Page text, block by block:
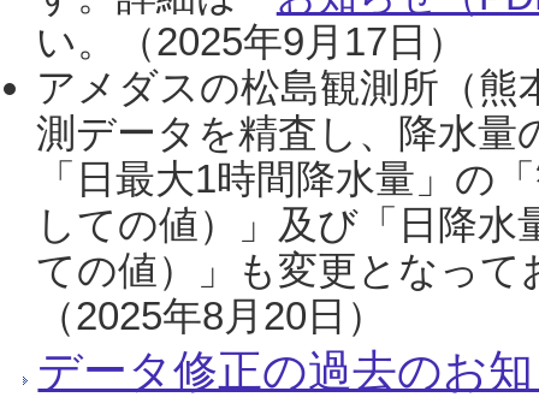
い。（2025年9月17日）
アメダスの松島観測所（熊
測データを精査し、降水
「日最大1時間降水量」の
しての値）」及び「日降
ての値）」も変更となっ
（2025年8月20日）
データ修正の過去のお